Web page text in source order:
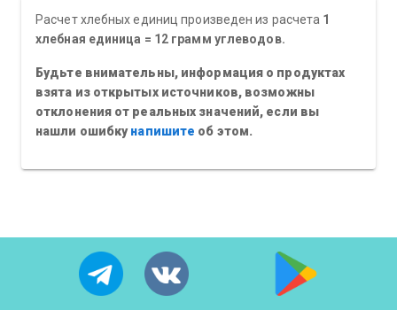
Расчет хлебных единиц произведен из расчета 1
хлебная единица = 12 грамм углеводов.
Будьте внимательны, информация о продуктах
взята из открытых источников, возможны
отклонения от реальных значений, если вы
нашли ошибкунапишите об этом.